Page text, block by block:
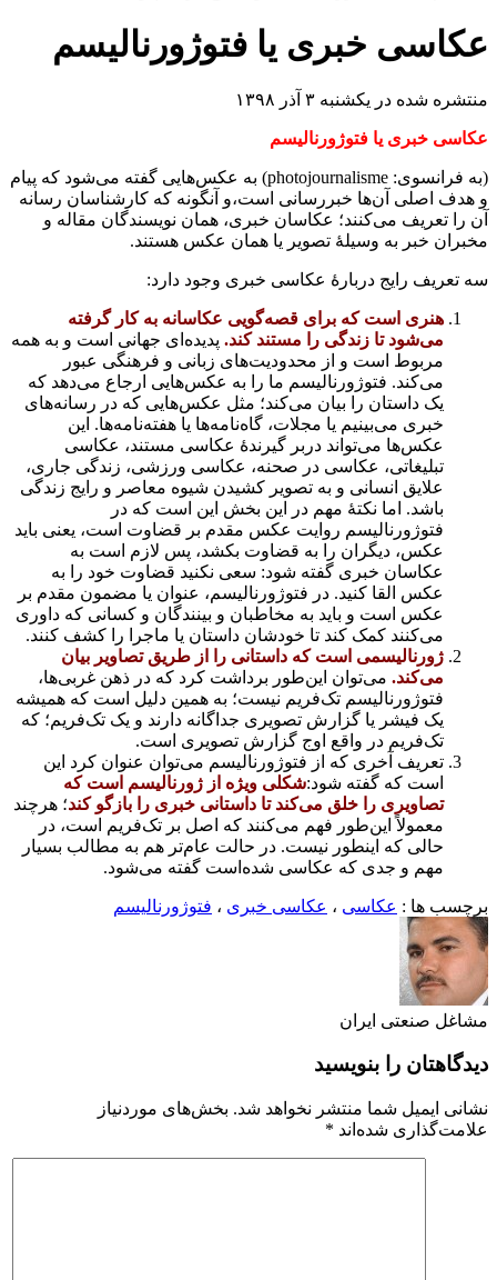
عکاسی خبری یا فتوژورنالیسم
منتشره شده در یکشنبه ۳ آذر ۱۳۹۸
عکاسی خبری یا فتوژورنالیسم
(به فرانسوی: photojournalisme) به عکس‌هایی گفته می‌شود که پیام
و هدف اصلی آن‌ها خبررسانی است،و آنگونه که کارشناسان رسانه
آن را تعریف می‌کنند؛ عکاسان خبری، همان نویسندگان مقاله و
مخبران خبر به وسیلهٔ تصویر یا همان عکس هستند.
سه تعریف رایج دربارهٔ عکاسی خبری وجود دارد:
هنری است که برای قصه‌گویی عکاسانه به کار گرفته
می‌شود تا زندگی را مستند کند. پدیده‌ای جهانی است و به همه
مربوط است و از محدودیت‌های زبانی و فرهنگی عبور
می‌کند. فتوژورنالیسم ما را به عکس‌هایی ارجاع می‌دهد که
یک داستان را بیان می‌کند؛ مثل عکس‌هایی که در رسانه‌های
خبری می‌بینیم یا مجلات، گاه‌نامه‌ها یا هفته‌نامه‌ها. این
عکس‌ها می‌تواند دربر گیرندهٔ عکاسی مستند، عکاسی
تبلیغاتی، عکاسی در صحنه، عکاسی ورزشی، زندگی جاری،
علایق انسانی و به تصویر کشیدن شیوه معاصر و رایج زندگی
باشد. اما نکتهٔ مهم در این بخش این است که در
فتوژورنالیسم روایت عکس مقدم بر قضاوت است، یعنی باید
عکس، دیگران را به قضاوت بکشد، پس لازم است به
عکاسان خبری گفته شود: سعی نکنید قضاوت خود را به
عکس القا کنید. در فتوژورنالیسم، عنوان یا مضمون مقدم بر
عکس است و باید به مخاطبان و بینندگان و کسانی که داوری
می‌کنند کمک کند تا خودشان داستان یا ماجرا را کشف کنند.
ژورنالیسمی است که داستانی را از طریق تصاویر بیان
می‌کند. می‌توان این‌طور برداشت کرد که در ذهن غربی‌ها،
فتوژورنالیسم تک‌فریم نیست؛ به همین دلیل است که همیشه
یک فیشر یا گزارش تصویری جداگانه دارند و یک تک‌فریم؛ که
تک‌فریم در واقع اوج گزارش تصویری است.
تعریف آخری که از فتوژورنالیسم می‌توان عنوان کرد این
است که گفته شود:شکلی ویژه از ژورنالیسم است که
تصاویری را خلق می‌کند تا داستانی خبری را بازگو کند؛ هرچند
معمولاً این‌طور فهم می‌کنند که اصل بر تک‌فریم است، در
حالی که اینطور نیست. در حالت عام‌تر هم به مطالب بسیار
مهم و جدی که عکاسی شده‌است گفته می‌شود.
برچسب ها : عکاسی ، عکاسی خبری ، فتوژورنالیسم
مشاغل صنعتی ایران
دیدگاهتان را بنویسید
نشانی ایمیل شما منتشر نخواهد شد. بخش‌های موردنیاز
علامت‌گذاری شده‌اند *